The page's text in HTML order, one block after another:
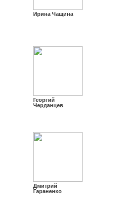
Ирина Чащина
Георгий
Черданцев
Дмитрий
Гараненко